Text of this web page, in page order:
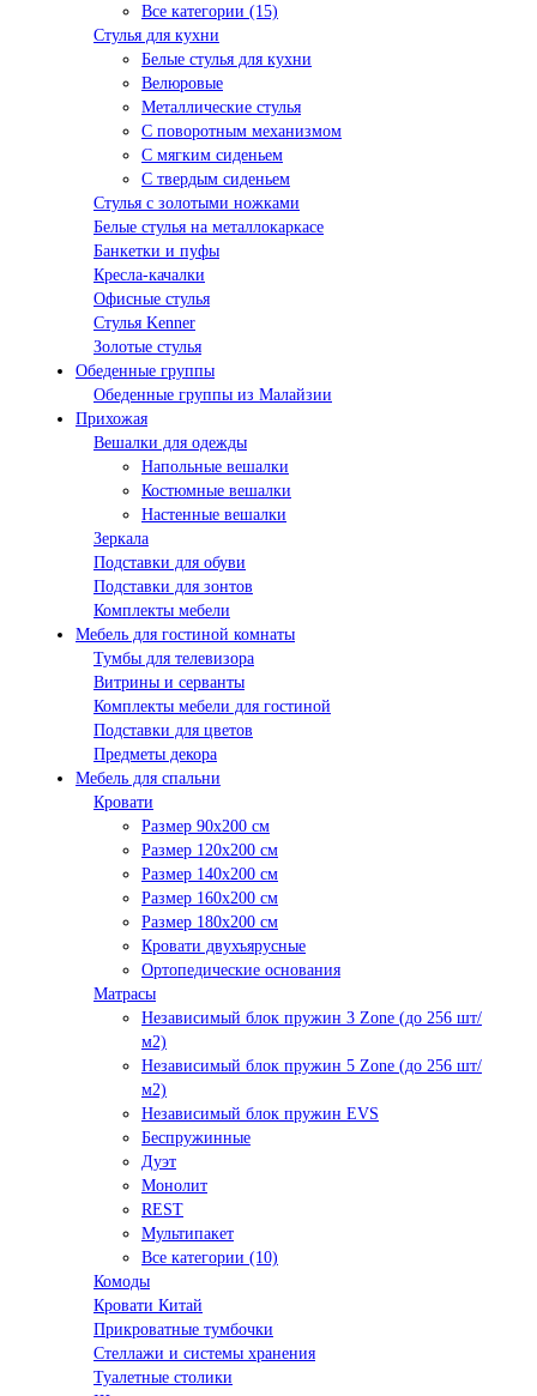
Все категории (15)
Стулья для кухни
Белые стулья для кухни
Велюровые
Металлические стулья
С поворотным механизмом
С мягким сиденьем
С твердым сиденьем
Стулья с золотыми ножками
Белые стулья на металлокаркасе
Банкетки и пуфы
Кресла-качалки
Офисные стулья
Стулья Kenner
Золотые стулья
Обеденные группы
Обеденные группы из Малайзии
Прихожая
Вешалки для одежды
Напольные вешалки
Костюмные вешалки
Настенные вешалки
Зеркала
Подставки для обуви
Подставки для зонтов
Комплекты мебели
Мебель для гостиной комнаты
Тумбы для телевизора
Витрины и серванты
Комплекты мебели для гостиной
Подставки для цветов
Предметы декора
Мебель для спальни
Кровати
Размер 90х200 см
Размер 120х200 см
Размер 140х200 см
Размер 160х200 см
Размер 180х200 см
Кровати двухъярусные
Ортопедические основания
Матрасы
Независимый блок пружин 3 Zone (до 256 шт/
м2)
Независимый блок пружин 5 Zone (до 256 шт/
м2)
Независимый блок пружин EVS
Беспружинные
Дуэт
Монолит
REST
Мультипакет
Все категории (10)
Комоды
Кровати Китай
Прикроватные тумбочки
Стеллажи и системы хранения
Туалетные столики